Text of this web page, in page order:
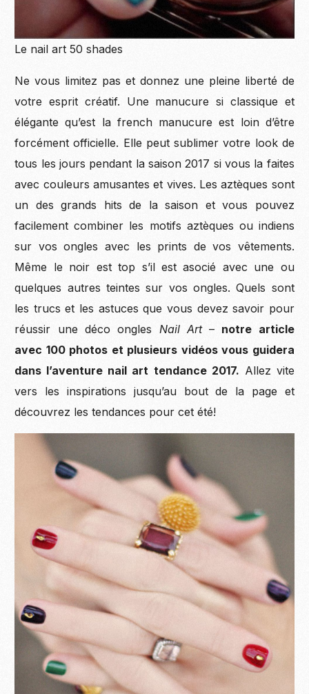
Le nail art 50 shades
Ne vous limitez pas et donnez une pleine liberté de
votre esprit créatif. Une manucure si classique et
élégante qu’est la french manucure est loin d’être
forcément officielle. Elle peut sublimer votre look de
tous les jours pendant la saison 2017 si vous la faites
avec couleurs amusantes et vives. Les aztèques sont
un des grands hits de la saison et vous pouvez
facilement combiner les motifs aztèques ou indiens
sur vos ongles avec les prints de vos vêtements.
Même le noir est top s’il est asocié avec une ou
quelques autres teintes sur vos ongles. Quels sont
les trucs et les astuces que vous devez savoir pour
réussir une déco ongles Nail Art– notre article
avec 100 photos et plusieurs vidéos vous guidera
dans l’aventure nail art tendance 2017. Allez vite
vers les inspirations jusqu’au bout de la page et
découvrez les tendances pour cet été!